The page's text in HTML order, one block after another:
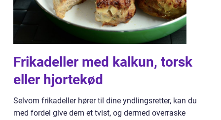
Frikadeller med kalkun, torsk
eller hjortekød
Selvom frikadeller hører til dine yndlingsretter, kan du
med fordel give dem et tvist, og dermed overraske